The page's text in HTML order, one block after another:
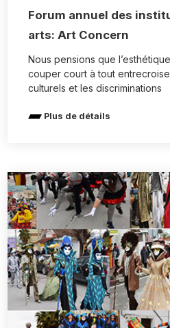
Forum annuel des
arts: Art Concern
Nous pensions que
couper court à tout
culturels et les discriminations
Plus de détails